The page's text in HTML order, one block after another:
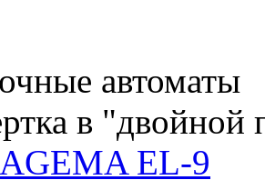
автоматы
в "двойной
EL-9